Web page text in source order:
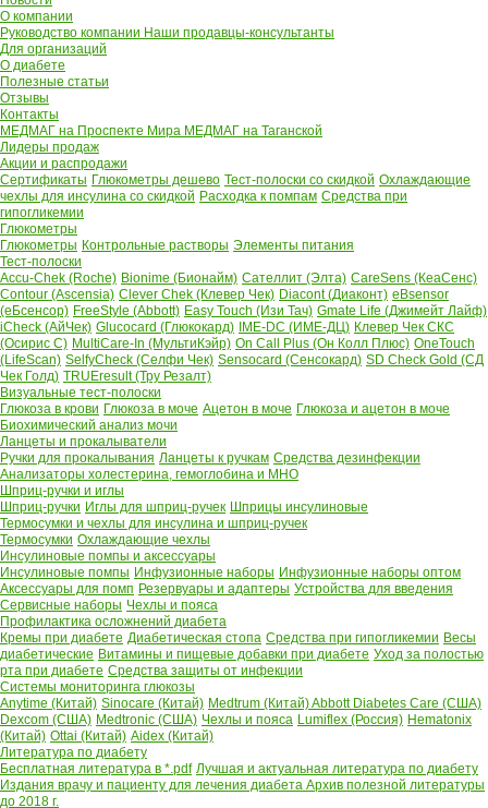
О компании
Руководство компании Наши продавцы-консультанты
Для организаций
О диабете
Полезные статьи
Отзывы
Контакты
МЕДМАГ на Проспекте Мира МЕДМАГ на Таганской
Лидеры продаж
Акции и распродажи
Сертификаты Глюкометры дешево Тест-полоски со скидкой Охлаждающие
чехлы для инсулина со скидкой Расходка к помпам Средства при
гипогликемии
Глюкометры
Глюкометры Контрольные растворы Элементы питания
Тест-полоски
Accu-Chek (Roche) Bionime (Бионайм) Сателлит (Элта) CareSens (КеаСенс)
Contour (Ascensia) Clever Chek (Клевер Чек) Diacont (Диаконт) eBsensor
(еБсенсор) FreeStyle (Abbott) Easy Touch (Изи Тач) Gmate Life (Джимейт Лайф)
iCheck (АйЧек) Glucocard (Глюкокард) IME-DC (ИМЕ-ДЦ) Клевер Чек СКС
(Осирис С) MultiCare-In (МультиКэйр) On Call Plus (Он Колл Плюс) OneTouch
(LifeScan) SelfyCheck (Селфи Чек) Sensocard (Сенсокард) SD Check Gold (СД
Чек Голд) TRUEresult (Тру Резалт)
Визуальные тест-полоски
Глюкоза в крови Глюкоза в моче Ацетон в моче Глюкоза и ацетон в моче
Биохимический анализ мочи
Ланцеты и прокалыватели
Ручки для прокалывания Ланцеты к ручкам Средства дезинфекции
Анализаторы холестерина, гемоглобина и МНО
Шприц-ручки и иглы
Шприц-ручки Иглы для шприц-ручек Шприцы инсулиновые
Термосумки и чехлы для инсулина и шприц-ручек
Термосумки Охлаждающие чехлы
Инсулиновые помпы и аксессуары
Инсулиновые помпы Инфузионные наборы Инфузионные наборы оптом
Аксессуары для помп Резервуары и адаптеры Устройства для введения
Сервисные наборы Чехлы и пояса
Профилактика осложнений диабета
Кремы при диабете Диабетическая стопа Средства при гипогликемии Весы
диабетические Витамины и пищевые добавки при диабете Уход за полостью
рта при диабете Средства защиты от инфекции
Системы мониторинга глюкозы
Anytime (Китай) Sinocare (Китай) Medtrum (Китай)Abbott Diabetes Care (США)
Dexcom (США) Medtronic (США) Чехлы и пояса Lumiflex (Россия) Hematonix
(Китай) Ottai (Китай) Aidex (Китай)
Литература по диабету
Бесплатная литература в *.pdf Лучшая и актуальная литература по диабету
Издания врачу и пациенту для лечения диабета Архив полезной литературы
до 2018 г.